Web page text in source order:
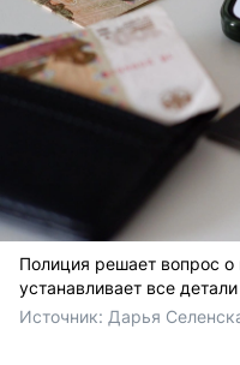
Полиция решает вопрос о
устанавливает все
Источник: Дарья